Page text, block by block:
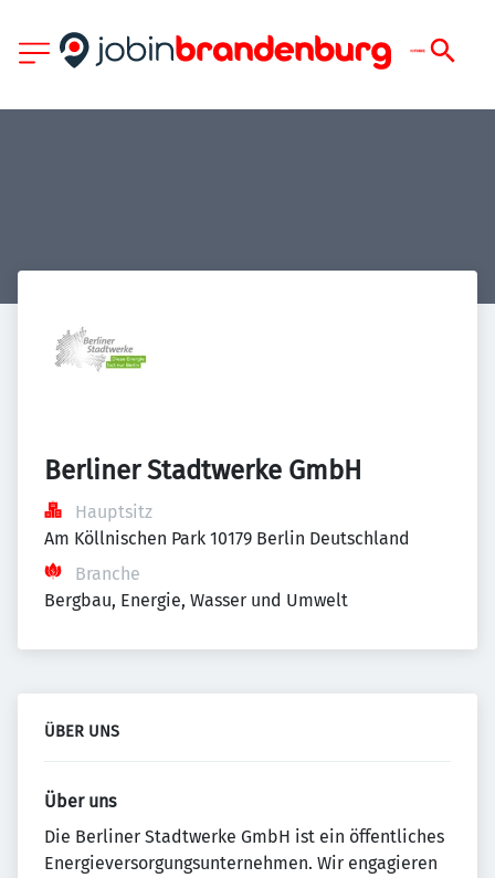
Berliner Stadtwerke GmbH
Hauptsitz
Am Köllnischen Park 10179 Berlin Deutschland
Branche
Bergbau, Energie, Wasser und Umwelt
ÜBER UNS
Über uns
Die Berliner Stadtwerke GmbH ist ein öffentliches
Energieversorgungsunternehmen. Wir engagieren